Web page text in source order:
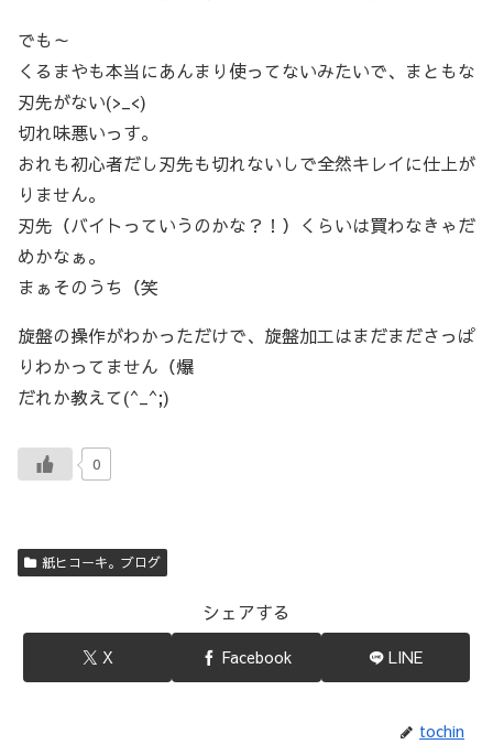
でも～
くるまやも本当にあんまり使ってないみたいで、まともな
刃先がない(>_<)
切れ味悪いっす。
おれも初心者だし刃先も切れないしで全然キレイに仕上が
りません。
刃先（バイトっていうのかな？！）くらいは買わなきゃだ
めかなぁ。
まぁそのうち（笑
旋盤の操作がわかっただけで、旋盤加工はまだまださっぱ
りわかってません（爆
だれか教えて(^_^;)
0
紙ヒコーキ。ブログ
シェアする
X Facebook LINE
tochin